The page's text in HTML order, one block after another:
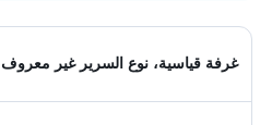
غرفة قياسية، نوع السرير غير معروف